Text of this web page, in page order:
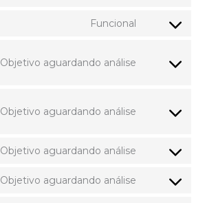
Funcional
Objetivo aguardando análise
Objetivo aguardando análise
Objetivo aguardando análise
Objetivo aguardando análise